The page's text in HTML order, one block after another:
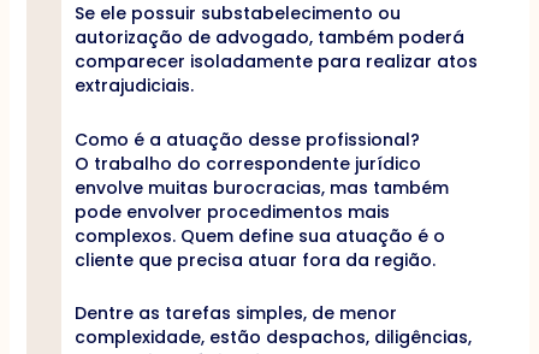
Se ele possuir substabelecimento ou
autorização de advogado, também poderá
comparecer isoladamente para realizar atos
extrajudiciais.
Como é a atuação desse profissional?
O trabalho do correspondente jurídico
envolve muitas burocracias, mas também
pode envolver procedimentos mais
complexos. Quem define sua atuação é o
cliente que precisa atuar fora da região.
Dentre as tarefas simples, de menor
complexidade, estão despachos, diligências,